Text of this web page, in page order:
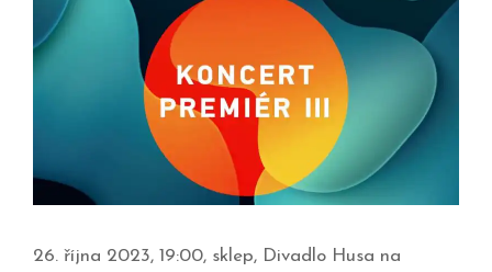
26. října 2023, 19:00, sklep, Divadlo Husa na